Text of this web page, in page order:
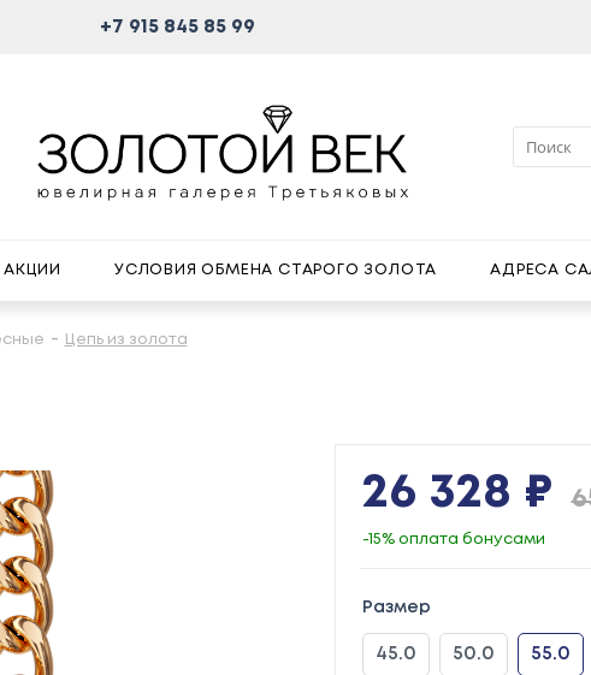
+7 915 845 85 99
АКЦИИ УСЛОВИЯ ОБМЕНА СТАРОГО ЗОЛОТА АДРЕСА
Цепь из золота
26 328 ₽
-15% оплата бонусами
Размер
45.0 50.0 55.0